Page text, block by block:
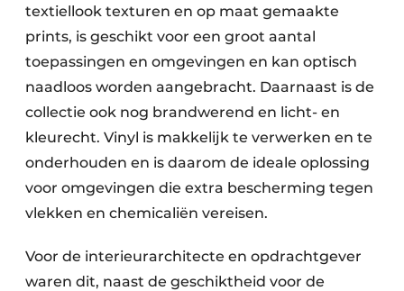
textiellook texturen en op maat gemaakte
prints, is geschikt voor een groot aantal
toepassingen en omgevingen en kan optisch
naadloos worden aangebracht. Daarnaast is de
collectie ook nog brandwerend en licht- en
kleurecht. Vinyl is makkelijk te verwerken en te
onderhouden en is daarom de ideale oplossing
voor omgevingen die extra bescherming tegen
vlekken en chemicaliën vereisen.
Voor de interieurarchitecte en opdrachtgever
waren dit, naast de geschiktheid voor de